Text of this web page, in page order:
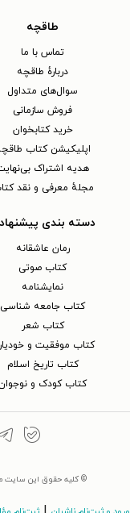
طاقچه
تماس با ما
دربارهٔ طاقچه
سوال‌های متداول
فروش سازمانی
خرید کتابخوان
اپلیکیشن کتاب
هدیه اشتراک
مجلهٔ معرفی و نقد
دسته بندی
رمان عاشقانه
کتاب‌ صوتی
نمایشنامه
کتاب جامعه شناسی
کتاب شعر
کتاب موفقیت و
کتاب تاریخ اسلام
کتاب کودک و
© کلیه حقوق این سایت